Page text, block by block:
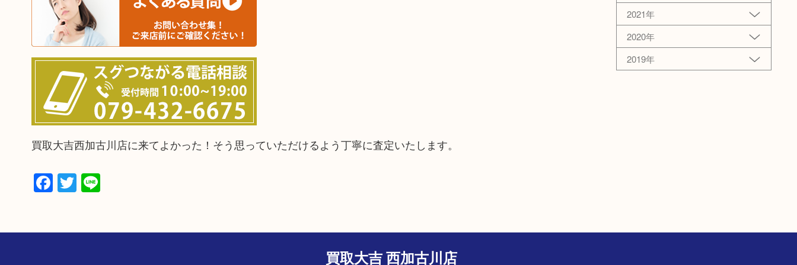
買取大吉西加古川店に来てよかった！そう思っていただけるよう丁寧に査定いたします。
Facebook
Twitter
Line
2021年
2020年
2019年
買取大吉 西加古川店